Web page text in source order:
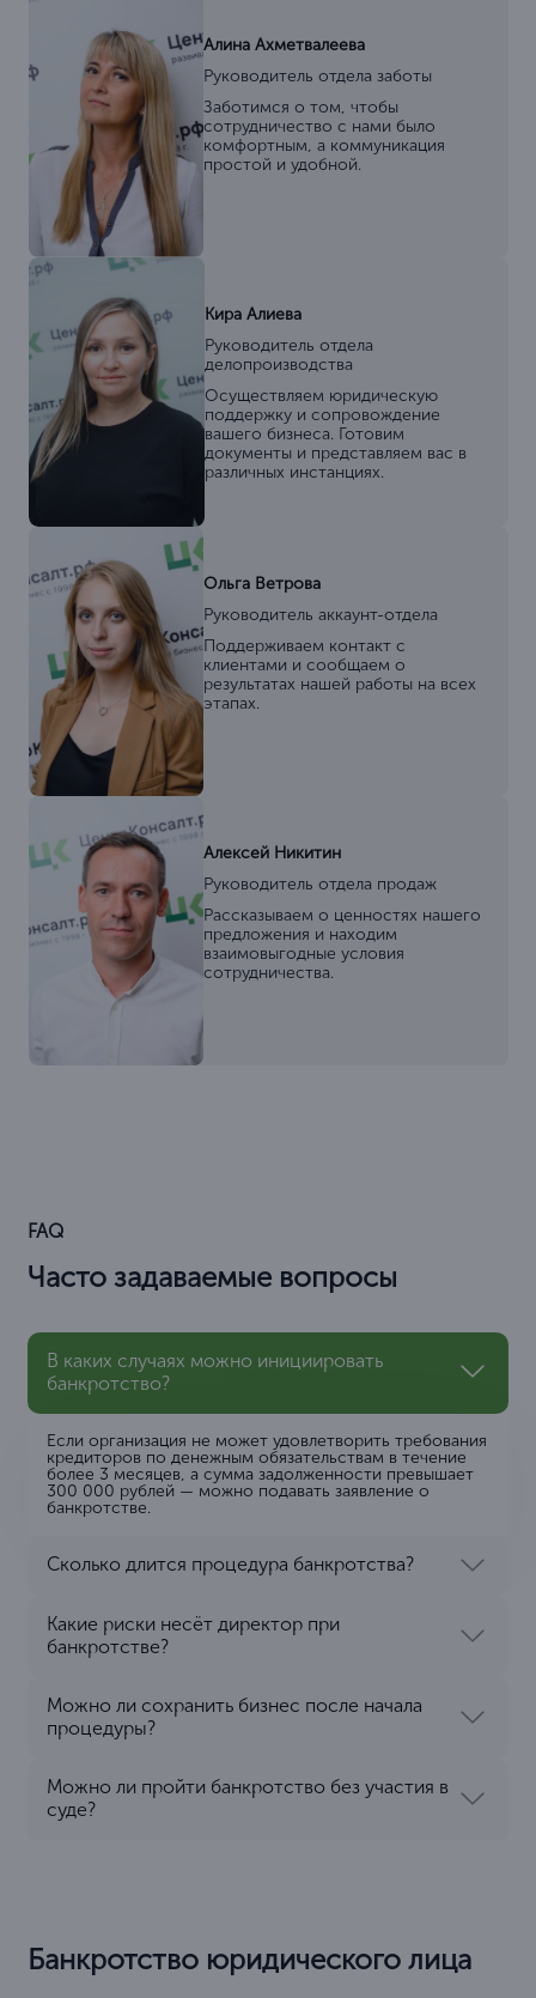
Алина Ахметвалеева
Руководитель отдела заботы
Заботимся о том, чтобы
сотрудничество с нами было
комфортным, а коммуникация
простой и удобной.
Кира Алиева
Руководитель отдела
делопроизводства
Осуществляем юридическую
поддержку и сопровождение
вашего бизнеса. Готовим
документы и представляем вас в
различных инстанциях.
Ольга Ветрова
Руководитель аккаунт-отдела
Поддерживаем контакт с
клиентами и сообщаем о
результатах нашей работы на всех
этапах.
Алексей Никитин
Руководитель отдела продаж
Рассказываем о ценностях нашего
предложения и находим
взаимовыгодные условия
сотрудничества.
FAQ
Часто задаваемые вопросы
В каких случаях можно инициировать
банкротство?
Если организация не может удовлетворить требования
кредиторов по денежным обязательствам в течение
более 3 месяцев, а сумма задолженности превышает
300 000 рублей — можно подавать заявление о
банкротстве.
Сколько длится процедура банкротства?
Какие риски несёт директор при
банкротстве?
Можно ли сохранить бизнес после начала
процедуры?
Можно ли пройти банкротство без участия в
суде?
Банкротство юридического лица